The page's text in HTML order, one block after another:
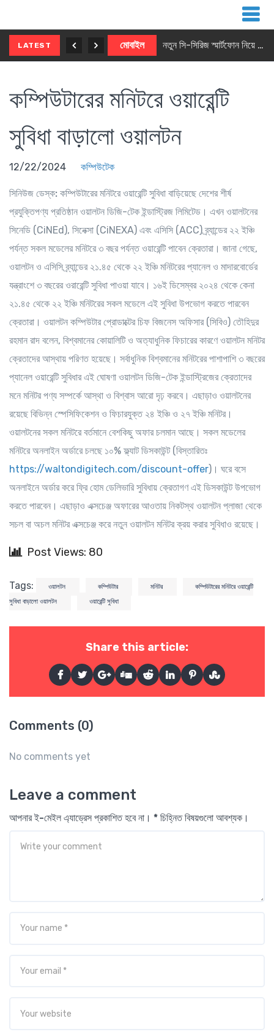
LATEST মোবাইল নতুন সি-সিরিজ স্মার্টফোন নিয়ে আসছে রিয়েলমি
কম্পিউটারের মনিটরে ওয়ারেন্টি
সুবিধা বাড়ালো ওয়ালটন
12/22/2024 কম্পিউটেক
সিনিউজ ডেস্ক: কম্পিউটারের মনিটরে ওয়ারেন্টি সুবিধা বাড়িয়েছে দেশের শীর্ষ
প্রযুক্তিপণ্য প্রতিষ্ঠান ওয়ালটন ডিজি-টেক ইন্ডাস্ট্রিজ লিমিটেড। এখন ওয়ালটনের
সিনেডি (CiNEd), সিনেক্সা (CiNEXA) এবং এসিসি (ACC) ব্র্যান্ডের ২২ ইঞ্চি
পর্যন্ত সকল মডেলের মনিটরে ৩ বছর পর্যন্ত ওয়ারেন্টি পাবেন ক্রেতারা। জানা গেছে,
ওয়ালটন ও এসিসি ব্র্যান্ডের ২১.৪৫ থেকে ২২ ইঞ্চি মনিটরের প্যানেল ও মাদারবোর্ডের
যন্ত্রাংশে ৩ বছরের ওরারেন্টি সুবিধা পাওয়া যাবে। ১৬ই ডিসেম্বর ২০২৪ থেকে কেনা
২১.৪৫ থেকে ২২ ইঞ্চি মনিটরের সকল মডেলে এই সুবিধা উপভোগ করতে পারবেন
ক্রেতারা। ওয়ালটন কম্পিউটার প্রোডাক্টের চিফ বিজনেস অফিসার (সিবিও) তৌহিদুর
রহমান রাদ বলেন, বিশ্বমানের কোয়ালিটি ও অত্যাধুনিক ফিচারের কারণে ওয়ালটন মনিটর
ক্রেতাদের আস্থায় পরিণত হয়েছে। সর্বাধুনিক বিশ্বমানের মনিটরের পাশাপাশি ৩ বছরের
প্যানেল ওয়ারেন্টি সুবিধার এই ঘোষণা ওয়ালটন ডিজি-টেক ইন্ডাস্ট্রিজের ক্রেতাদের
মনে মনিটর পণ্য সম্পর্কে আস্থা ও বিশ্বাস আরো দৃঢ় করবে। এছাড়াও ওয়ালটনের
রয়েছে বিভিন্ন স্পেসিফিকেশন ও ফিচারযুক্ত ২৪ ইঞ্চি ও ২৭ ইঞ্চি মনিটর।
ওয়ালটনের সকল মনিটরে বর্তমানে বেশকিছু অফার চলমান আছে। সকল মডেলের
মনিটরে অনলাইন অর্ডারে চলছে ১০% ফ্ল্যাট ডিসকাউন্ট (বিস্তারিতঃ
https://waltondigitech.com/discount-offer)। ঘরে বসে
অনলাইনে অর্ডার করে ফ্রি হোম ডেলিভারি সুবিধায় ক্রেতাগণ এই ডিসকাউন্ট উপভোগ
করতে পারবেন। এছাড়াও এক্সচেঞ্জ অফারের আওতায় নিকটস্থ ওয়ালটন প্লাজা থেকে
সচল বা অচল মনিটর এক্সচেঞ্জ করে নতুন ওয়ালটন মনিটর ক্রয় করার সুবিধাও রয়েছে।
Post Views: 80
Tags: ওয়ালটন কম্পিউটার মনিটর
কম্পিউটারের মনিটরে ওয়ারেন্টি
সুবিধা বাড়ালো ওয়ালটন
ওয়ারেন্টি সুবিধা
Share this article:
Comments (0)
No comments yet
Leave a comment
আপনার ই-মেইল এ্যাড্রেস প্রকাশিত হবে না। * চিহ্নিত বিষয়গুলো আবশ্যক।